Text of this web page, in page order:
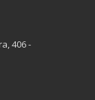
406 -